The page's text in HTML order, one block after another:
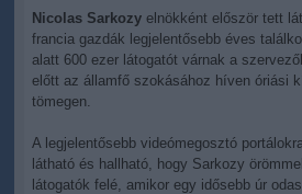
Nicolas Sarkozyelnökként először tett
francia gazdák legjelentősebb éves
alatt 600 ezer látogatót várnak a
előtt az államfő szokásához híven óriási
tömegen.
A legjelentősebb videómegosztó
látható és hallható, hogy Sarkozy
látogatók felé, amikor egy idősebb úr